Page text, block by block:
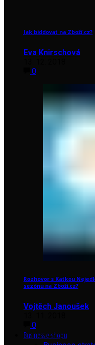
Jak biddovat na Zboží.cz?
Eva Knirschová
0
Rozhovor s Katkou
sezónu na Zboží.cz?
Vojtěch Janoušek
0
Business e-shopu